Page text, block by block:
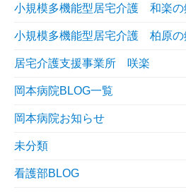
小規模多機能型居宅介護 和楽の
小規模多機能型居宅介護 柏原の
居宅介護支援事業所 咲楽
岡本病院BLOG一覧
岡本病院お知らせ
未分類
看護部BLOG